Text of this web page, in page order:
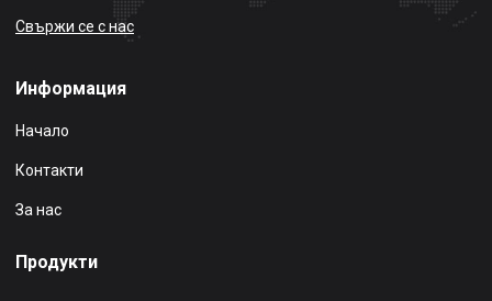
Свържи се с нас
Информация
Начало
Контакти
За нас
Продукти